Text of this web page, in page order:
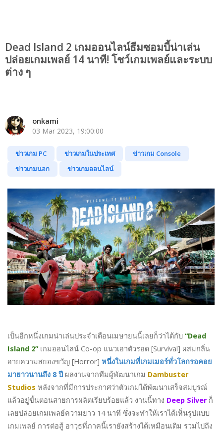
Dead Island 2 เกมออนไลน์ธีมซอมบี้น่าเล่น
ปล่อยเกมเพลย์ 14 นาที! โชว์เกมเพลย์และระบบ
ต่าง ๆ
onkami
03 Mar 2023, 19:00:00
ข่าวเกม PC ข่าวเกมในประเทศ
ข่าวเกม Console
ข่าวเกมนอก
ข่าวเกมออนไลน์
เป็นอีกหนึ่งเกมน่าเล่นประจำเดือนเมษายนนี้เลยก็ว่าได้กับ “Dead
Island 2”เกมออนไลน์ Co-op แนวเอาตัวรอด [Survival] ผสมกลิ่น
อายความสยองขวัญ [Horror] หนึ่งในเกมที่เกมเมอร์ทั่วโลกรอคอย
มายาวนานถึง 8 ปี ผลงานจากทีมผู้พัฒนาเกม Dambuster
Studios หลังจากที่มีการประกาศว่าตัวเกมได้พัฒนาเสร็จสมบูรณ์
แล้วอยู่ขั้นตอนสายการผลิตเรียบร้อยแล้ว งานนี้ทาง Deep Silverก็
เลยปล่อยเกมเพลย์ความยาว 14 นาที ซึ่งจะทำให้เราได้เห็นรูปแบบ
เกมเพลย์ การต่อสู้ อาวุธที่ภาคนี้เรายังสร้างได้เหมือนเดิม รวมไปถึง